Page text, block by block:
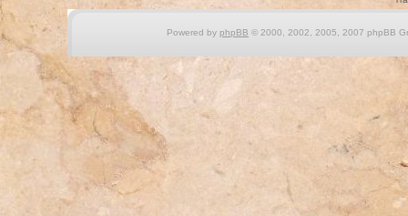
Powered by phpBB © 2000, 2002, 2005, 2007 phpBB